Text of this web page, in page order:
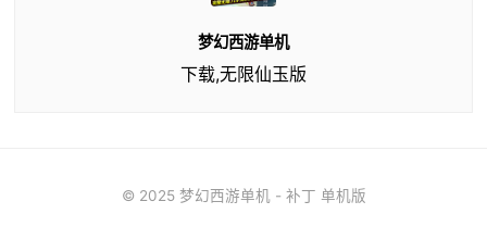
梦幻西游单机
下载,无限仙玉版
© 2025 梦幻西游单机 - 补丁 单机版